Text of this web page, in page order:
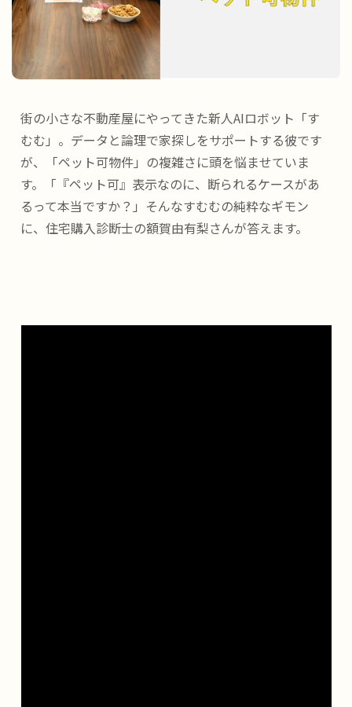
街の小さな不動産屋にやってきた新人AIロボット「す
むむ」。データと論理で家探しをサポートする彼です
が、「ペット可物件」の複雑さに頭を悩ませていま
す。「『ペット可』表示なのに、断られるケースがあ
るって本当ですか？」そんなすむむの純粋なギモン
に、住宅購入診断士の額賀由有梨さんが答えます。